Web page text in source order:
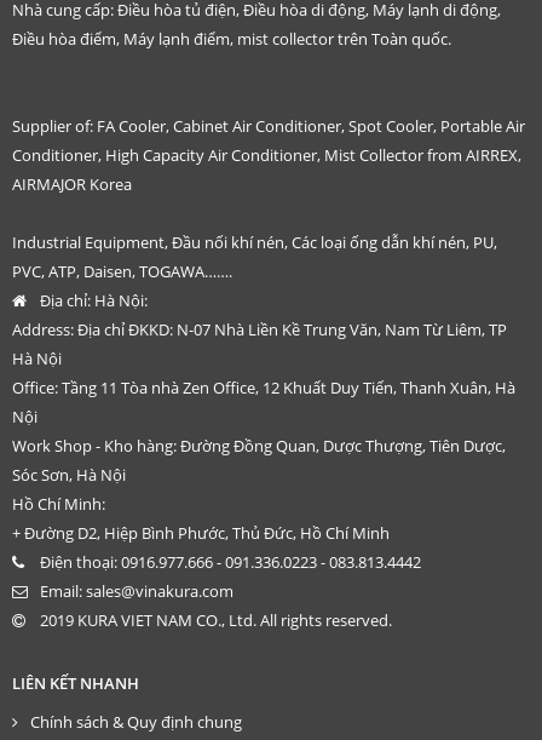
Nhà cung cấp: Điều hòa tủ điện, Điều hòa di động, Máy lạnh di động,
Điều hòa điểm, Máy lạnh điểm, mist collector trên Toàn quốc.
Supplier of: FA Cooler, Cabinet Air Conditioner, Spot Cooler, Portable Air
Conditioner, High Capacity Air Conditioner, Mist Collector from AIRREX,
AIRMAJOR Korea
Industrial Equipment, Đầu nối khí nén, Các loại ống dẫn khí nén, PU,
PVC, ATP, Daisen, TOGAWA…….
Địa chỉ: Hà Nội:
Address: Địa chỉ ĐKKD: N-07 Nhà Liền Kề Trung Văn, Nam Từ Liêm, TP
Hà Nội
Office: Tầng 11 Tòa nhà Zen Office, 12 Khuất Duy Tiến, Thanh Xuân, Hà
Nội
Work Shop - Kho hàng: Đường Đồng Quan, Dược Thượng, Tiên Dược,
Sóc Sơn, Hà Nội
Hồ Chí Minh:
+ Đường D2, Hiệp Bình Phước, Thủ Đức, Hồ Chí Minh
Điện thoại:0916.977.666 - 091.336.0223 - 083.813.4442
Email:sales@vinakura.com
2019 KURA VIET NAM CO., Ltd. All rights reserved.
LIÊN KẾT NHANH
Chính sách & Quy định chung